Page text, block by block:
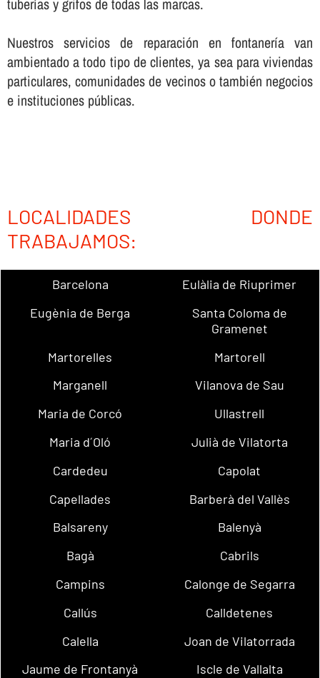
tuberí­as y grifos de todas las marcas.
Nuestros servicios de reparación en fontanerí­a van
ambientado a todo tipo de clientes, ya sea para viviendas
particulares, comunidades de vecinos o también negocios
e instituciones públicas.
LOCALIDADES DONDE
TRABAJAMOS:
Barcelona
Eulàlia de Riuprimer
Eugènia de Berga
Santa Coloma de
Gramenet
Martorelles
Martorell
Marganell
Vilanova de Sau
Maria de Corcó
Ullastrell
Maria d´Oló
Julià de Vilatorta
Cardedeu
Capolat
Capellades
Barberà del Vallès
Balsareny
Balenyà
Bagà
Cabrils
Campins
Calonge de Segarra
Callús
Calldetenes
Calella
Joan de Vilatorrada
Jaume de Frontanyà
Iscle de Vallalta